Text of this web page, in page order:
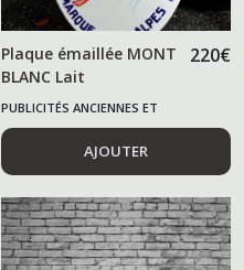
Plaque émaillée MONT
BLANC Lait
220€
PUBLICITÉS ANCIENNES ET
ALIMENTAIRES
AJOUTER